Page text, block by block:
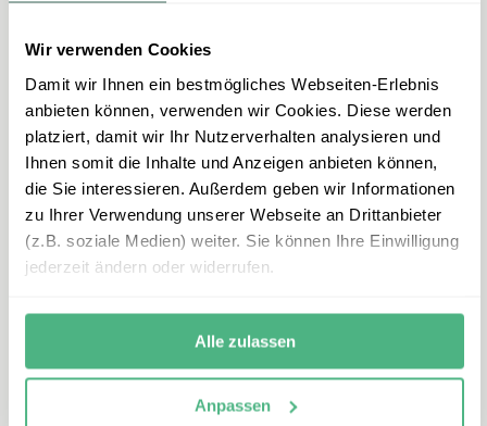
Wir verwenden Cookies
Damit wir Ihnen ein bestmögliches Webseiten-Erlebnis
anbieten können, verwenden wir Cookies. Diese werden
platziert, damit wir Ihr Nutzerverhalten analysieren und
Ihnen somit die Inhalte und Anzeigen anbieten können,
die Sie interessieren. Außerdem geben wir Informationen
zu Ihrer Verwendung unserer Webseite an Drittanbieter
(z.B. soziale Medien) weiter. Sie können Ihre Einwilligung
jederzeit ändern oder widerrufen.
Alle zulassen
Anpassen
E-Mail
spanien@erlebe.de
Montag – Freitag:
und nach individueller
Terminvereinbarung